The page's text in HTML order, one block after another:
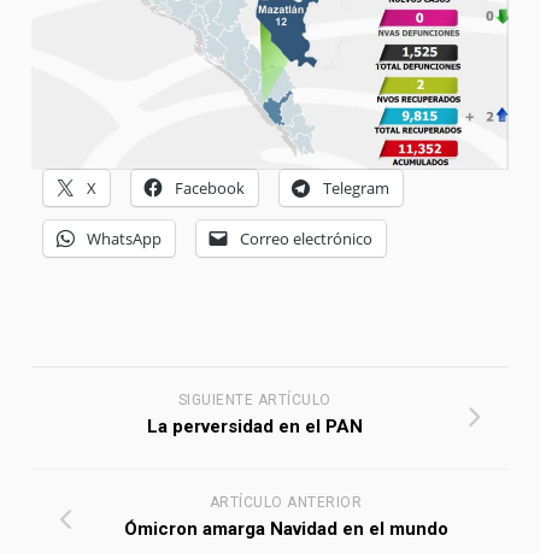
X Facebook Telegram
WhatsApp Correo electrónico
SIGUIENTE ARTÍCULO
La perversidad en el PAN
ARTÍCULO ANTERIOR
Ómicron amarga Navidad en el mundo